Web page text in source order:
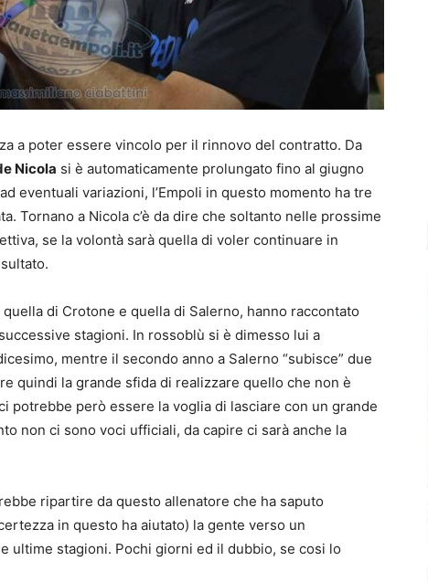
a poter essere vincolo per il rinnovo del contratto. Da
Nicola si è automaticamente prolungato fino al giugno
eventuali variazioni, l’Empoli in questo momento ha tre
Tornano a Nicola c’è da dire che soltanto nelle prossime
se la volontà sarà quella di voler continuare in
di Crotone e quella di Salerno, hanno raccontato
stagioni. In rossoblù si è dimesso lui a
mentre il secondo anno a Salerno “subisce” due
quindi la grande sfida di realizzare quello che non è
potrebbe però essere la voglia di lasciare con un grande
non ci sono voci ufficiali, da capire ci sarà anche la
ripartire da questo allenatore che ha saputo
in questo ha aiutato) la gente verso un
ultime stagioni. Pochi giorni ed il dubbio, se cosi lo